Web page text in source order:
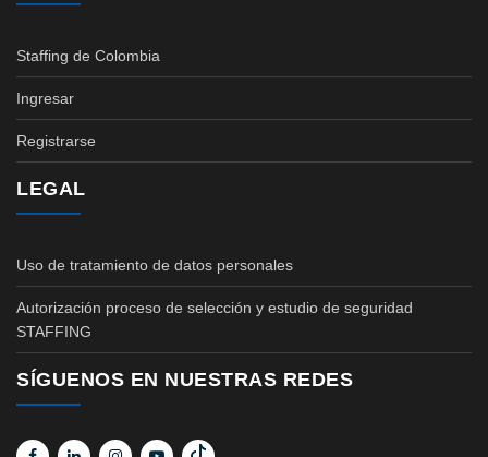
Staffing de Colombia
Ingresar
Registrarse
LEGAL
Uso de tratamiento de datos personales
Autorización proceso de selección y estudio de seguridad
STAFFING
SÍGUENOS EN NUESTRAS REDES